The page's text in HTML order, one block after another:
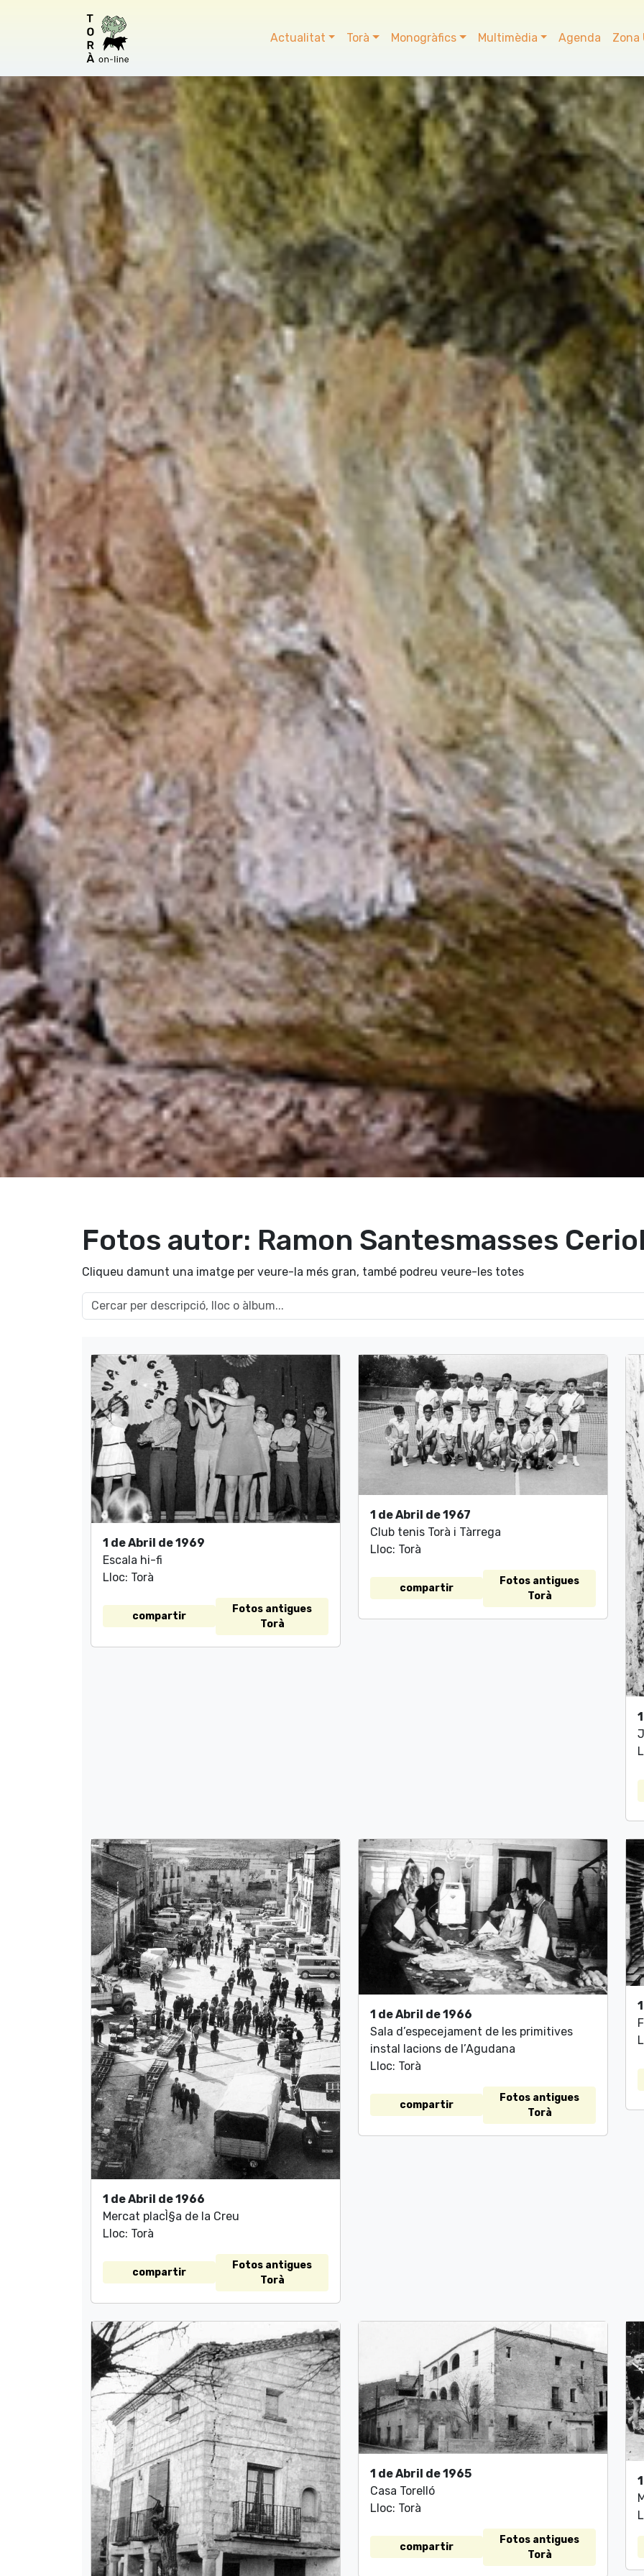
Actualitat Torà Monogràfics Multimèdia Agenda Zona
Fotos autor: Ramon Santesmasses
Cliqueu damunt una imatge per veure-la més gran, també podreu veure-les totes
1 de Abril de 1969
Escala hi-fi
Lloc: Torà
compartir
Fotos antigues
Torà
1 de Abril de 1967
Club tenis Torà i Tàrrega
Lloc: Torà
compartir
Fotos antigues
Torà
1 de Abril de 1966
Mercat placÌ§a de la Creu
Lloc: Torà
compartir
Fotos antigues
Torà
1 de Abril de 1966
Sala d’especejament de les primitives
instal lacions de l’Agudana
Lloc: Torà
compartir
Fotos antigues
Torà
1 de Abril de 1965
Casa Torelló
Lloc: Torà
compartir
Fotos antigues
Torà